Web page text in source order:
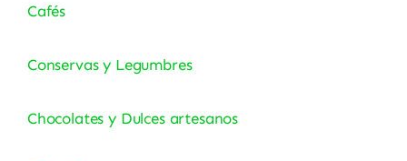
Cafés
Conservas y Legumbres
Chocolates y Dulces artesanos